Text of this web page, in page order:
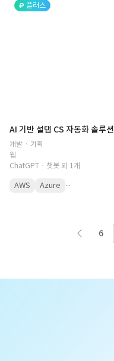
플러스
AI 기반 설탭 CS 자동화 솔루션
개발 · 기획
웹
ChatGPTㆍ챗봇 외 1개
AWS Azure ...
6